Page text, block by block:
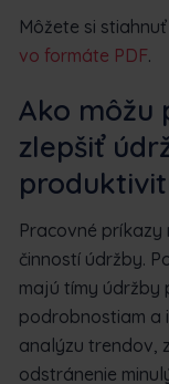
Môžete si
vo formáte PDF.
Ako môžu
zlepšiť
Pracovné
činností údržby.
majú tímy údržby
podrobnostiam a
analýzu trendov,
odstránenie